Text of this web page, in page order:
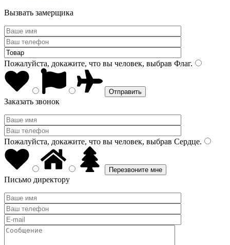
Вызвать замерщика
Пожалуйста, докажите, что вы человек, выбрав Флаг.
Заказать звонок
Пожалуйста, докажите, что вы человек, выбрав Сердце.
Письмо директору